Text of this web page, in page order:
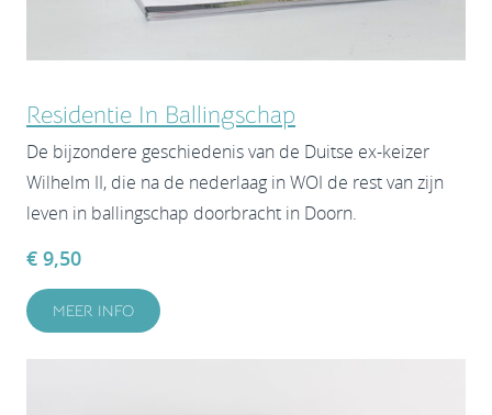
Residentie In Ballingschap
De bijzondere geschiedenis van de Duitse ex-keizer
Wilhelm II, die na de nederlaag in WOI de rest van zijn
leven in ballingschap doorbracht in Doorn.
€ 9,50
MEER INFO